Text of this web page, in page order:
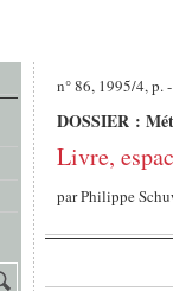
n° 86, 1995/4, p. -
DOSSIER :
Livre,
parPhilippe